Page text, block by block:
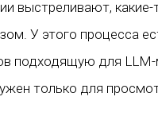
выстреливают,
У этого процесса
подходящую для
только для